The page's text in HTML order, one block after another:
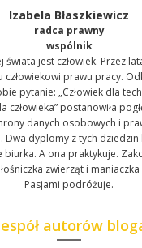
Izabela Błaszkiewicz
radca prawny
wspólnik
świata jest człowiek. Przez
człowiekowi prawu pracy.
pytanie: „Człowiek dla
człowieka” postanowiła
danych osobowych i
Dwa dyplomy z tych dziedzin
biurka. A ona praktykuje.
zwierząt i
Pasjami podróżuje.
autorów